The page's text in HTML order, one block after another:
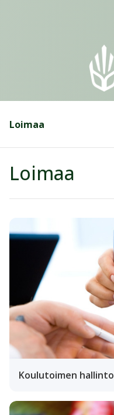
Loimaa
Loimaa
Koulutoimen hallinto